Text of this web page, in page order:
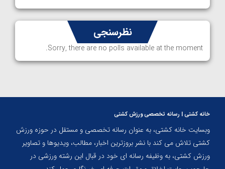
نظرسنجی
Sorry, there are no polls available at the moment.
خانه کشتی | رسانه تخصصی ورزش کشتی
وبسایت خانه کشتی، به عنوان رسانه تخصصی و مستقل در حوزه ورزش
کشتی تلاش می کند با نشر بروزترین اخبار، مطالب، ویدیوها و تصاویر
ورزش کشتی، به وظیفه رسانه ای خود در قبال این رشته ورزشی در